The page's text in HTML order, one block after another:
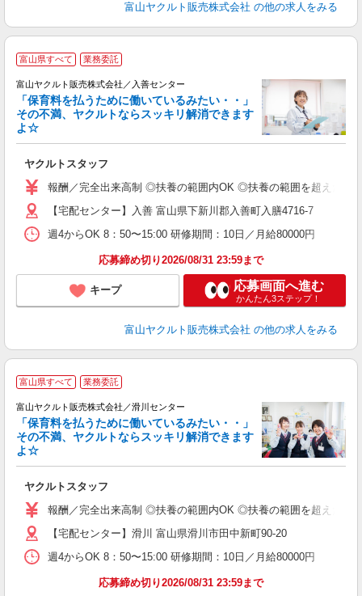
富山ヤクルト販売株式会社 の他の求人をみる
富山県すべて 業務委託
富山ヤクルト販売株式会社／入善センター
「保育料を払うために働いているみたい・・」
その不満、ヤクルトならスッキリ解消できます
よ☆
ヤクルトスタッフ
報酬／完全出来高制 ◎扶養の範囲内OK ◎扶養の範囲を超えた高
【宅配センター】入善 富山県下新川郡入善町入膳4716-7
週4からOK 8：50〜15:00 研修期間：10日／月給80000円
応募締め切り2026/08/31 23:59まで
キープ 応募画面へ進む
かんたん3ステップ！
富山ヤクルト販売株式会社 の他の求人をみる
富山県すべて 業務委託
富山ヤクルト販売株式会社／滑川センター
「保育料を払うために働いているみたい・・」
その不満、ヤクルトならスッキリ解消できます
よ☆
ヤクルトスタッフ
報酬／完全出来高制 ◎扶養の範囲内OK ◎扶養の範囲を超えた高
【宅配センター】滑川 富山県滑川市田中新町90-20
週4からOK 8：50〜15:00 研修期間：10日／月給80000円
応募締め切り2026/08/31 23:59まで